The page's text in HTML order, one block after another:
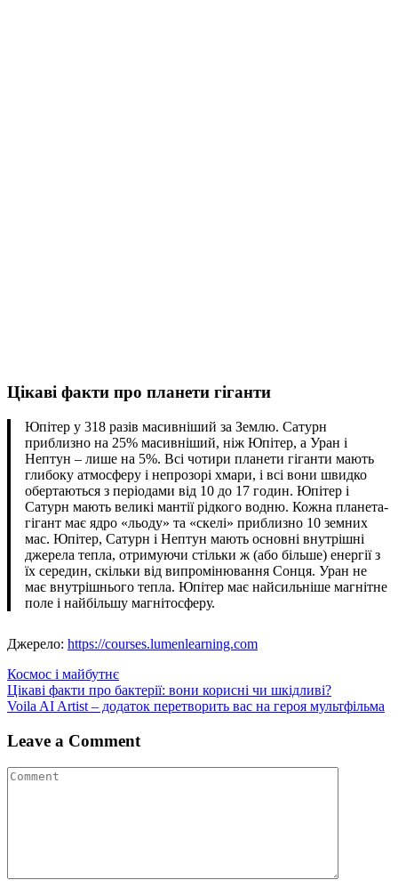
Цікаві факти про планети гіганти
Юпітер у 318 разів масивніший за Землю. Сатурн
приблизно на 25% масивніший, ніж Юпітер, а Уран і
Нептун – лише на 5%. Всі чотири планети гіганти мають
глибоку атмосферу і непрозорі хмари, і всі вони швидко
обертаються з періодами від 10 до 17 годин. Юпітер і
Сатурн мають великі мантії рідкого водню. Кожна планета-
гігант має ядро ​​«льоду» та «скелі» приблизно 10 земних
мас. Юпітер, Сатурн і Нептун мають основні внутрішні
джерела тепла, отримуючи стільки ж (або більше) енергії з
їх середин, скільки від випромінювання Сонця. Уран не
має внутрішнього тепла. Юпітер має найсильніше магнітне
поле і найбільшу магнітосферу.
Джерело: https://courses.lumenlearning.com
Космос і майбутнє
Навігація
записів
Цікаві факти про бактерії: вони корисні чи шкідливі?
Voila AI Artist – додаток перетворить вас на героя мультфільма
Leave a Comment